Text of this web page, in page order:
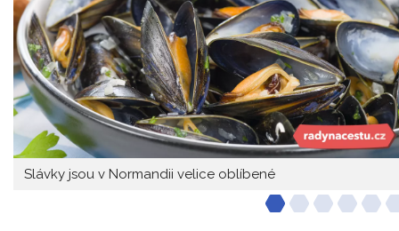
Slávky jsou v Normandii velice oblíbené